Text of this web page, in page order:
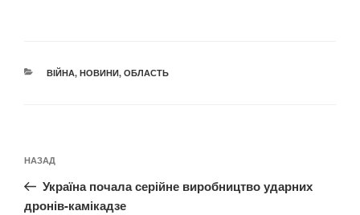
КАТЕГОРІЇ
ВІЙНА, НОВИНИ, ОБЛАСТЬ
записів
Попередній
запис:
НАЗАД
Україна почала серійне виробництво ударних
дронів-камікадзе